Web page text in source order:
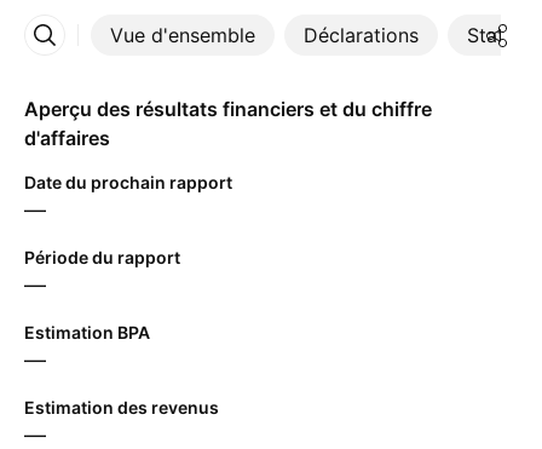
Vue d'ensemble Déclarations
Plus
Aperçu des résultats financiers et du chiffre
d'affaires
Date du prochain rapport
—
Période du rapport
—
Estimation BPA
—
Estimation des revenus
—